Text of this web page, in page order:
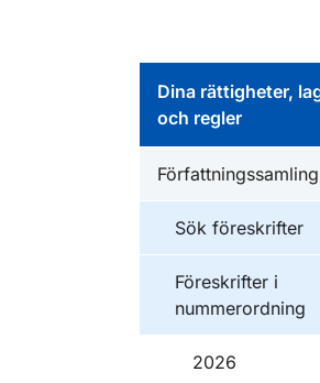
Dina rättigheter,
och regler
Författningssamling
Sök föreskrifter
Föreskrifter i
nummerordning
2026